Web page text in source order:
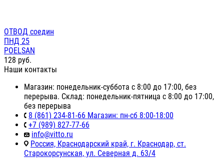
ОТВОД соедин
ПНД 25
POELSAN
128 руб.
Наши контакты
Магазин: понедельник-суббота с 8:00 до 17:00, без
перерыва. Склад: понедельник-пятница с 8:00 до 17:00,
без перерыва
8 (861) 234-81-66 Магазин: пн-сб 8:00-18:00
+7 (989) 827-77-66
info@vitto.ru
Россия, Краснодарский край, г. Краснодар, ст.
Старокорсунская, ул. Северная д. 63/4